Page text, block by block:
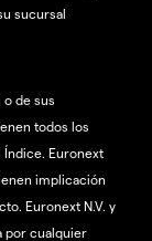
sucursal
o de sus
todos los
Euronext
implicación
Euronext N.V. y
por cualquier